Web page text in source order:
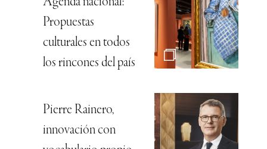
Propuestas
culturales en todos
los rincones del país
Pierre Rainero,
innovación con